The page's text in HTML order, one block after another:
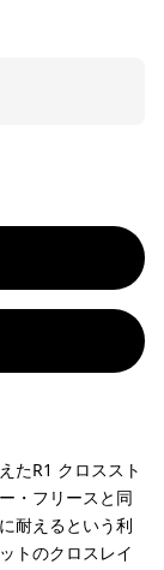
たR1 クロススト
・フリースと同
耐えるという利
トのクロスレイ